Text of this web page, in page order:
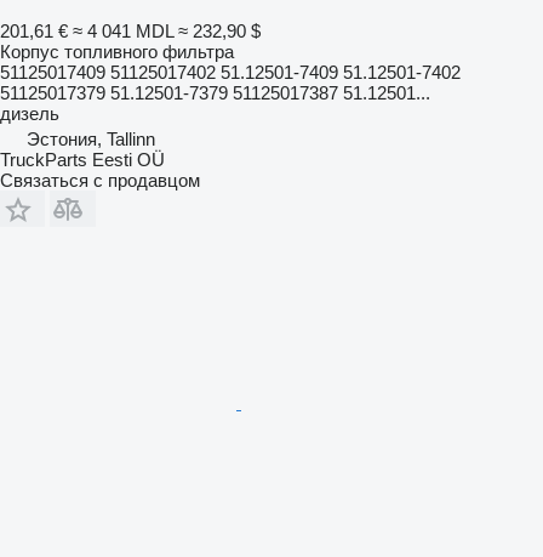
201,61 € ≈ 4 041 MDL ≈ 232,90 $
Корпус топливного фильтра
51125017409 51125017402 51.12501-7409 51.12501-7402
51125017379 51.12501-7379 51125017387 51.12501...
дизель
Эстония, Tallinn
TruckParts Eesti OÜ
Связаться с продавцом